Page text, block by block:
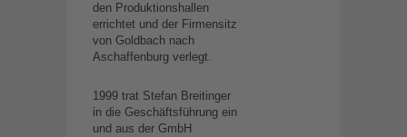
den Produktionshallen
errichtet und der Firmensitz
von Goldbach nach
Aschaffenburg verlegt.
1999 trat Stefan Breitinger
in die Geschäftsführung ein
und aus der GmbH